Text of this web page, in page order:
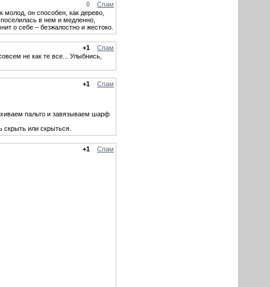
0 Спам
молод, он способен, как дерево,
в нем и медленно,
о себе – безжалостно и жестоко.
+1 Спам
не как те все... Улыбнись,
+1 Спам
пальто и завязываем шарф
или скрыться.
+1 Спам